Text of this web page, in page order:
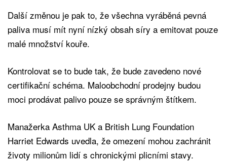
Další změnou je pak to, že všechna vyráběná pevná
paliva musí mít nyní nízký obsah síry a emitovat pouze
malé množství kouře.
Kontrolovat se to bude tak, že bude zavedeno nové
certifikační schéma. Maloobchodní prodejny budou
moci prodávat palivo pouze se správným štítkem.
Manažerka Asthma UK a British Lung Foundation
Harriet Edwards uvedla, že omezení mohou zachránit
životy milionům lidí s chronickými plicními stavy.